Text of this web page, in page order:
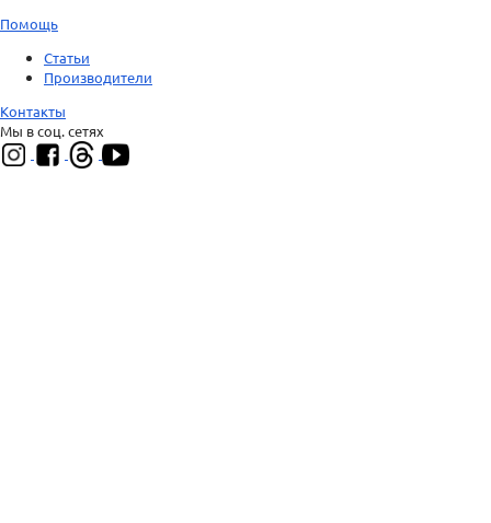
Помощь
Статьи
Производители
Контакты
Мы в соц. сетях